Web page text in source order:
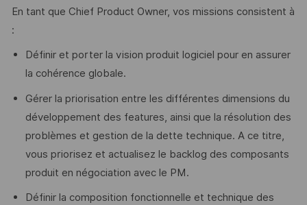
En tant que Chief Product Owner, vos missions consistent à
:
Définir et porter la vision produit logiciel pour en assurer
la cohérence globale.
Gérer la priorisation entre les différentes dimensions du
développement des features, ainsi que la résolution des
problèmes et gestion de la dette technique. A ce titre,
vous priorisez et actualisez le backlog des composants
produit en négociation avec le PM.
Définir la composition fonctionnelle et technique des